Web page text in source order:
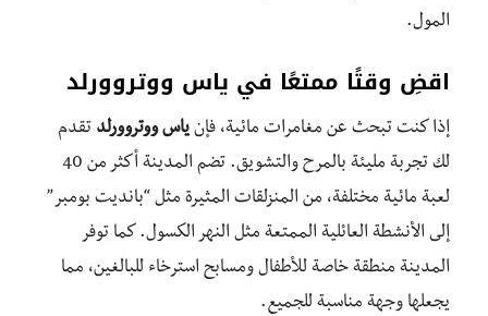
المول.
اقضِ وقتًا ممتعًا في ياس ووتروورلد
إذا كنت تبحث عن مغامرات مائية، فإنياس ووتروورلد تقدم
لك تجربة مليئة بالمرح والتشويق. تضم المدينة أكثر من 40
لعبة مائية مختلفة، من المنزلقات المثيرة مثل “بانديت بومبر”
إلى الأنشطة العائلية الممتعة مثل النهر الكسول. كما توفر
المدينة منطقة خاصة للأطفال ومسابح استرخاء للبالغين، مما
يجعلها وجهة مناسبة للجميع.